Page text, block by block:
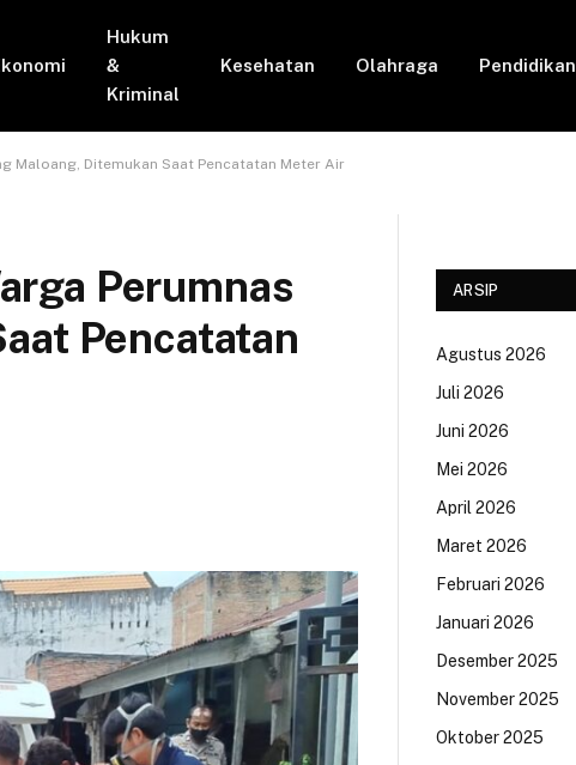
Hukum
&
Kriminal
Kesehatan Olahraga Pendidikan
Maloang, Ditemukan Saat Pencatatan Meter Air
Perumnas
Pencatatan
ARSIP
Agustus 2026
Juli 2026
Juni 2026
Mei 2026
April 2026
Maret 2026
Februari 2026
Januari 2026
Desember 2025
November 2025
Oktober 2025